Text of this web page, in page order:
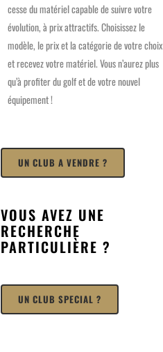
cesse du matériel capable de suivre votre
évolution, à prix attractifs. Choisissez le
modèle, le prix et la catégorie de votre choix
et recevez votre matériel. Vous n’aurez plus
qu’à profiter du golf et de votre nouvel
équipement !
UN CLUB A VENDRE ?
VOUS AVEZ UNE
RECHERCHE
PARTICULIÈRE ?
UN CLUB SPECIAL ?